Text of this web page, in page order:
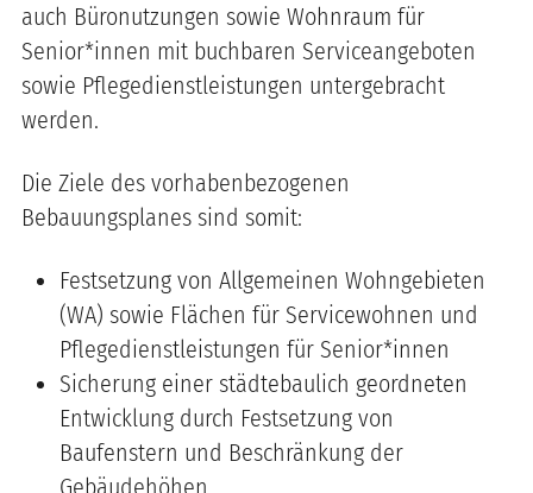
auch Büronutzungen sowie Wohnraum für
Senior*innen mit buchbaren Serviceangeboten
sowie Pflegedienstleistungen untergebracht
werden.
Die Ziele des vorhabenbezogenen
Bebauungsplanes sind somit:
Festsetzung von Allgemeinen Wohngebieten
(WA) sowie Flächen für Servicewohnen und
Pflegedienstleistungen für Senior*innen
Sicherung einer städtebaulich geordneten
Entwicklung durch Festsetzung von
Baufenstern und Beschränkung der
Gebäudehöhen